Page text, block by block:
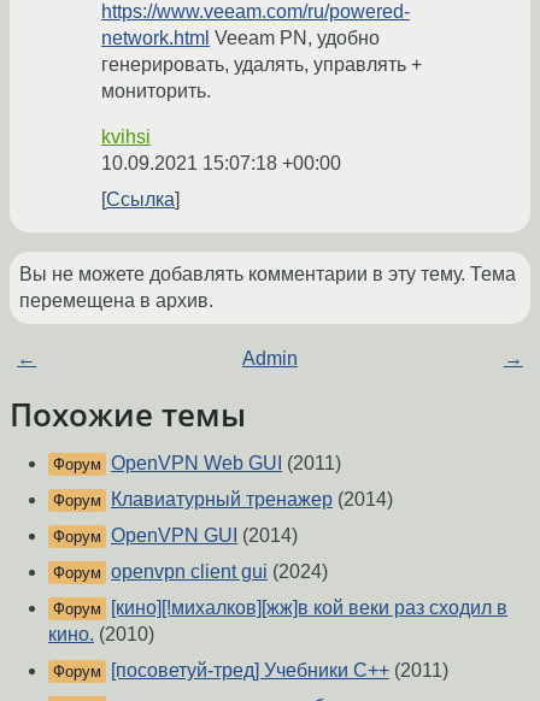
https://www.veeam.com/ru/powered-
network.html Veeam PN, удобно
генерировать, удалять, управлять +
мониторить.
kvihsi
10.09.2021 15:07:18 +00:00
Ссылка
Вы не можете добавлять комментарии в эту тему. Тема
перемещена в архив.
← Admin →
Похожие темы
Форум OpenVPN Web GUI (2011)
Форум Клавиатурный тренажер (2014)
Форум OpenVPN GUI (2014)
Форум openvpn client gui (2024)
Форум
[кино][!михалков][жж]в кой веки раз сходил в
кино. (2010)
Форум [посоветуй-тред] Учебники С++ (2011)